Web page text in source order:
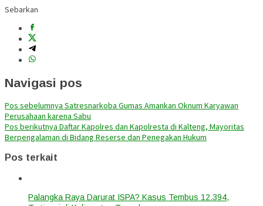
Sebarkan
Navigasi pos
Pos sebelumnya Satresnarkoba Gumas Amankan Oknum Karyawan
Perusahaan karena Sabu
Pos berikutnya Daftar Kapolres dan Kapolresta di Kalteng, Mayoritas
Berpengalaman di Bidang Reserse dan Penegakan Hukum
Pos terkait
Palangka Raya Darurat ISPA? Kasus Tembus 12.394,